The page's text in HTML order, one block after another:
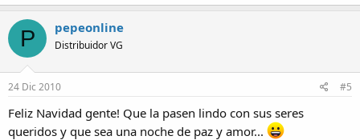
P pepeonline
Distribuidor VG
24 Dic 2010 #5
Feliz Navidad gente! Que la pasen lindo con sus seres
queridos y que sea una noche de paz y amor...